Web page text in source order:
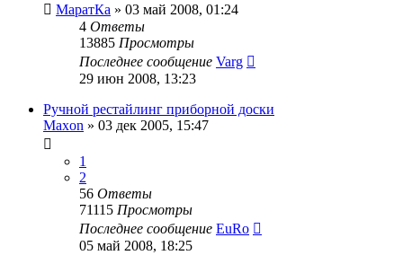
МаратКа » 03 май 2008, 01:24
4 Ответы
13885 Просмотры
Последнее сообщение Varg
29 июн 2008, 13:23
Ручной рестайлинг приборной доски
Maxon » 03 дек 2005, 15:47
1
2
56 Ответы
71115 Просмотры
Последнее сообщение EuRo
05 май 2008, 18:25